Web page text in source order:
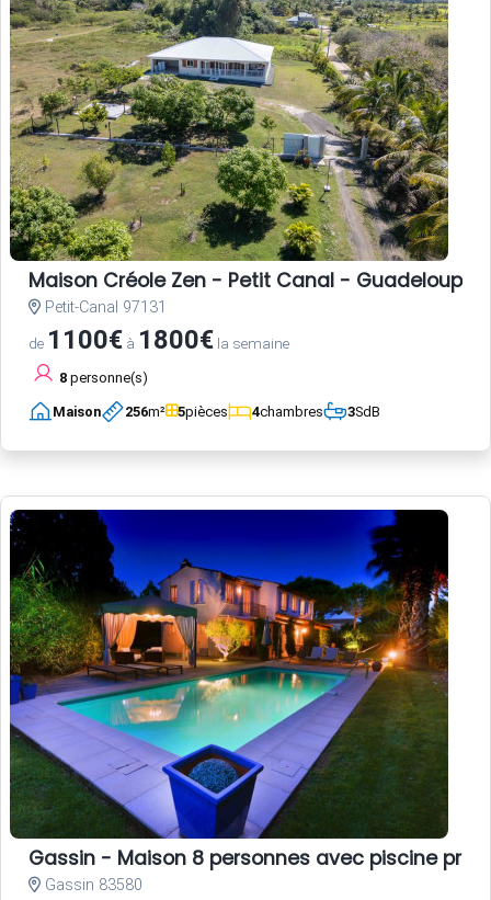
Maison Créole Zen - Petit Canal - Guadeloupe
Petit-Canal 97131
de 1100€ à 1800€ la semaine
8 personne(s)
Maison 256m² 5pièces 4chambres 3SdB
Gassin - Maison 8 personnes avec piscine
Gassin 83580